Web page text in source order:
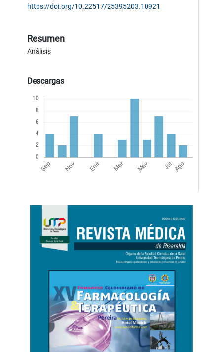
https://doi.org/10.22517/25395203.10921
Resumen
Análisis
Descargas